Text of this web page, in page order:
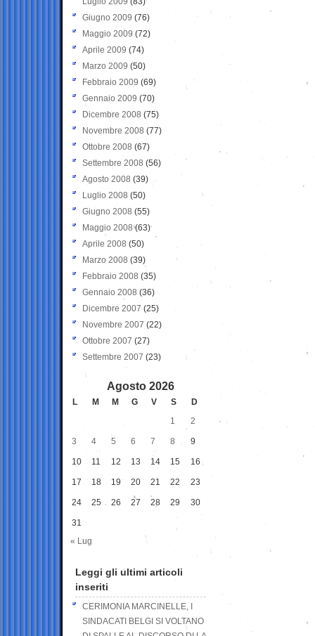
Giugno 2009 (76)
Maggio 2009 (72)
Aprile 2009 (74)
Marzo 2009 (50)
Febbraio 2009 (69)
Gennaio 2009 (70)
Dicembre 2008 (75)
Novembre 2008 (77)
Ottobre 2008 (67)
Settembre 2008 (56)
Agosto 2008 (39)
Luglio 2008 (50)
Giugno 2008 (55)
Maggio 2008(63)
Aprile 2008 (50)
Marzo 2008 (39)
Febbraio 2008 (35)
Gennaio 2008 (36)
Dicembre 2007 (25)
Novembre 2007 (22)
Ottobre 2007 (27)
Settembre 2007 (23)
Agosto 2026
L M M G V S
D
1
2
3 4 5 6 7 8 9
10 11 12 13 14 15 16
17 18 19 20 21 22 23
24 25 26 27 28 29 30
31
« Lug
Leggi gli ultimi articoli
inseriti
CERIMONIA MARCINELLE, I
SINDACATI BELGI SI VOLTANO